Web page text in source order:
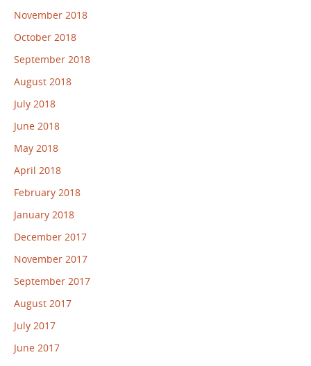
November 2018
October 2018
September 2018
August 2018
July 2018
June 2018
May 2018
April 2018
February 2018
January 2018
December 2017
November 2017
September 2017
August 2017
July 2017
June 2017